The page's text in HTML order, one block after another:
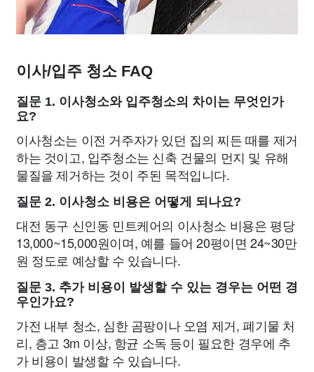
이사/입주 청소 FAQ
질문 1. 이사청소와 입주청소의 차이는 무엇인가
요?
이사청소는 이전 거주자가 있던 집의 찌든 때를 제거
하는 것이고, 입주청소는 신축 건물의 먼지 및 유해
물질을 제거하는 것이 주된 목적입니다.
질문 2. 이사청소 비용은 어떻게 되나요?
대전 동구 신인동 민트케어의 이사청소 비용은 평당
13,000~15,000원이며, 예를 들어 20평이면 24~30만
원 정도로 예상할 수 있습니다.
질문 3. 추가 비용이 발생할 수 있는 경우는 어떤 경
우인가요?
가전 내부 청소, 심한 곰팡이나 오염 제거, 폐기물 처
리, 층고 3m 이상, 항균 소독 등이 필요한 경우에 추
가 비용이 발생할 수 있습니다.